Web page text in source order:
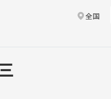
全国